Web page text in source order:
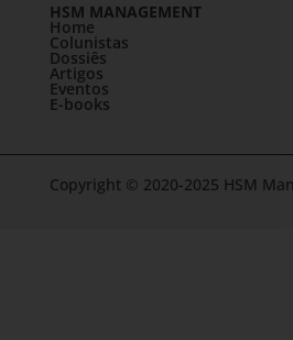
HSM MANAGEMENT
Home
Colunistas
Dossiês
Artigos
Eventos
E-books
Copyright © 2020-2025 HSM